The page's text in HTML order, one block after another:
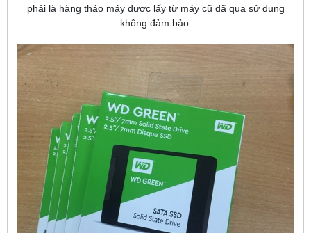
phải là hàng tháo máy được lấy từ máy cũ đã qua sử dụng
không đảm bảo.